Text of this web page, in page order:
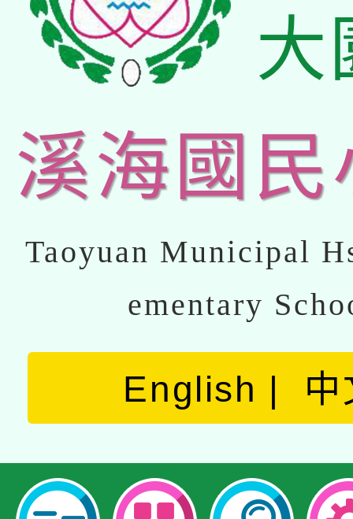
大
溪海國民
Taoyuan Municipal
ementary
English 中